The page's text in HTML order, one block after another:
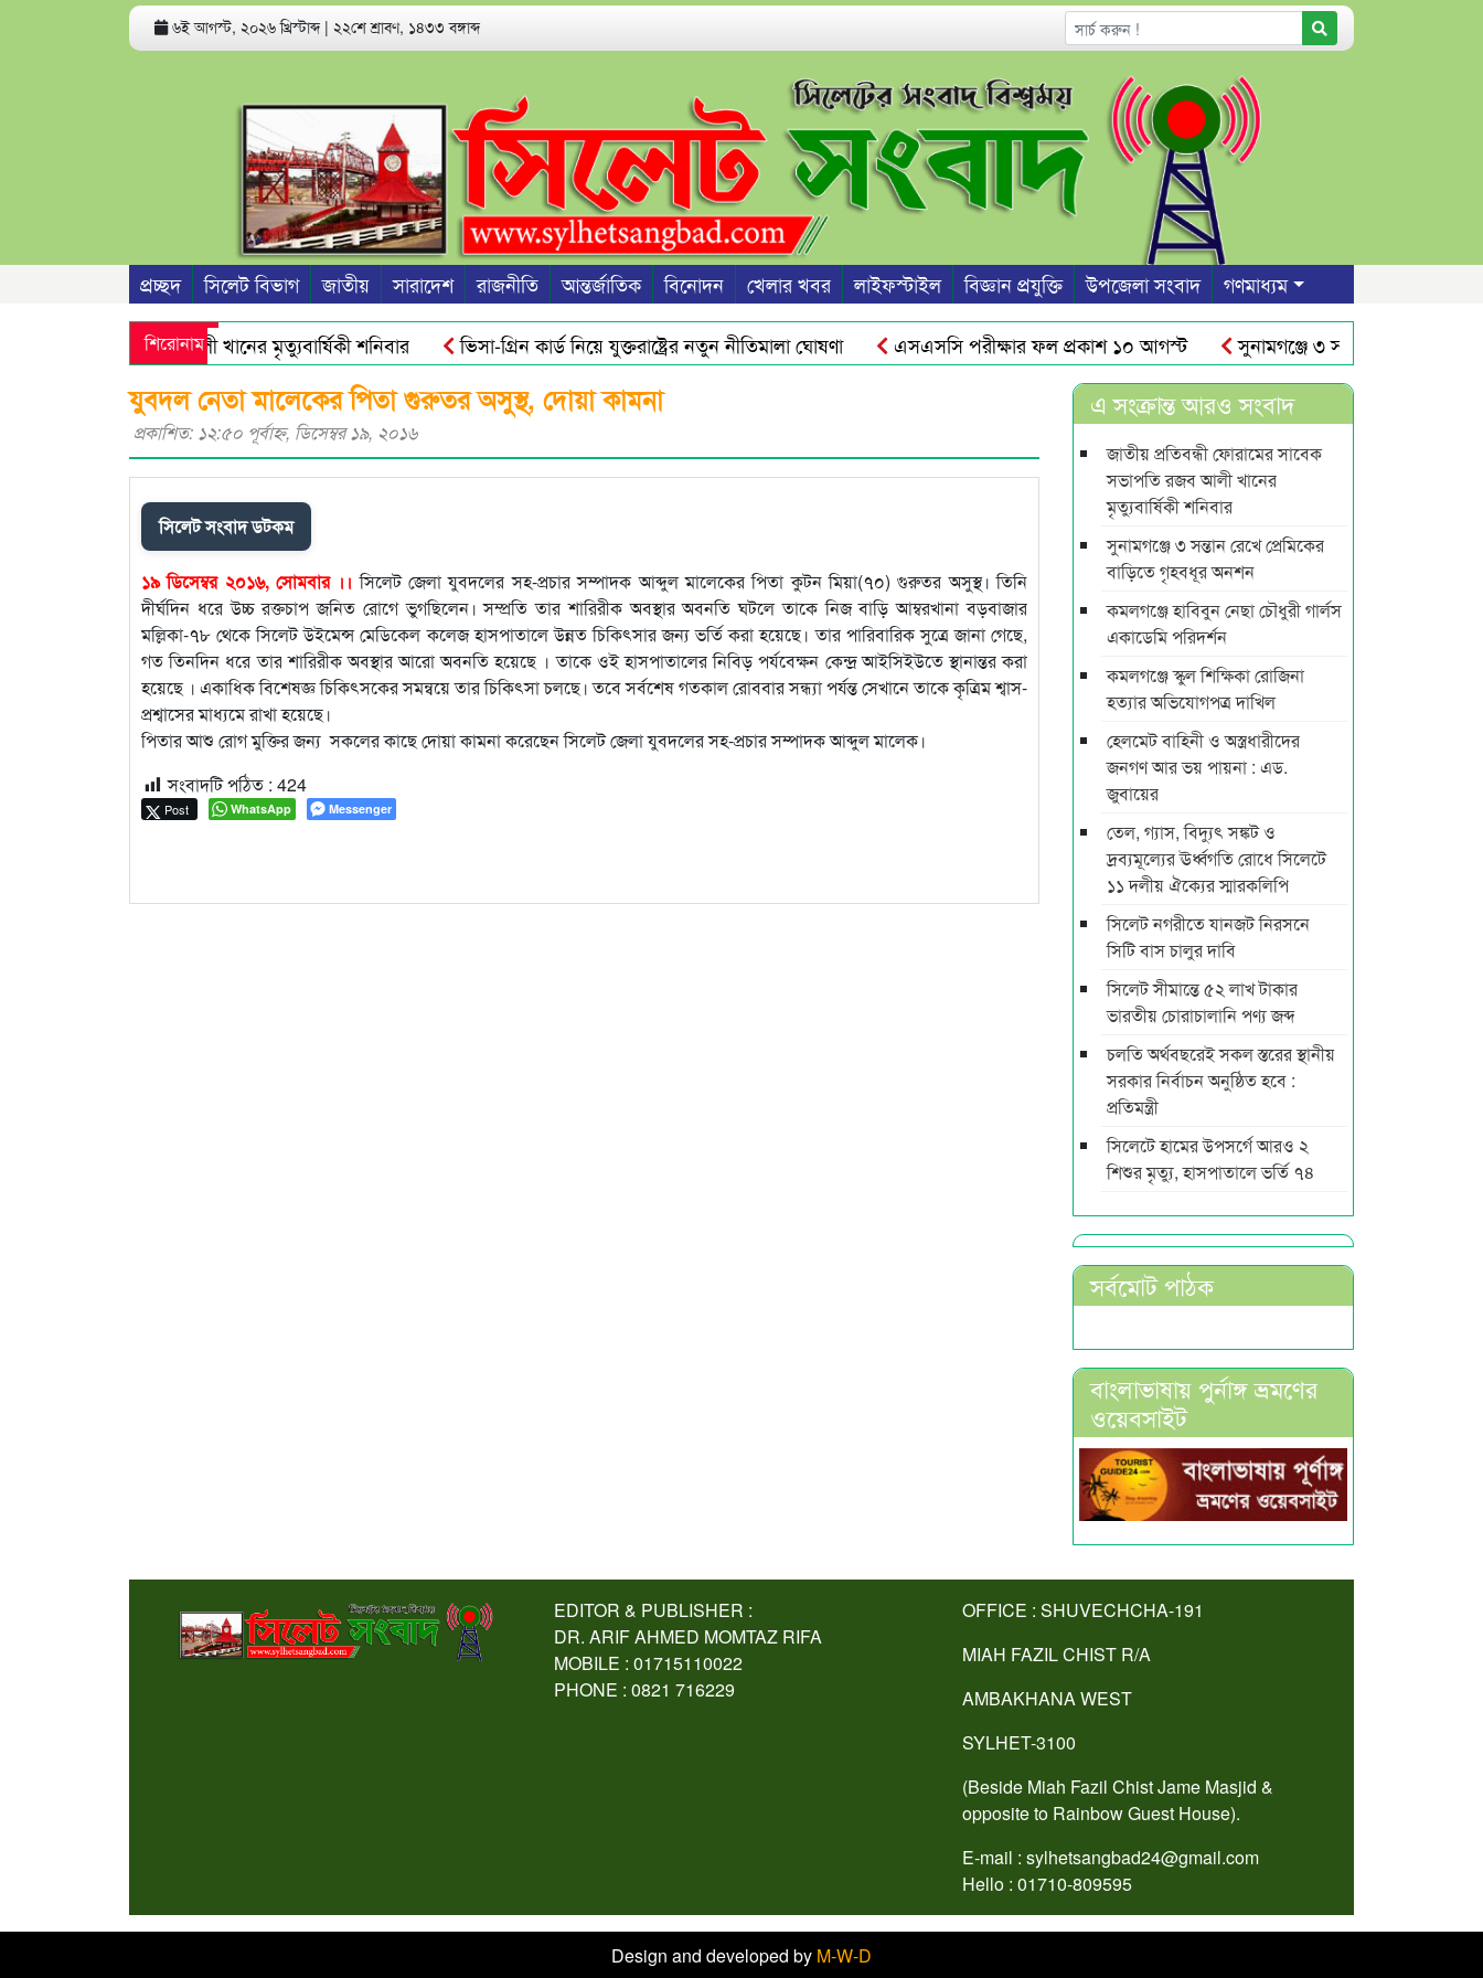
৬ই আগস্ট, ২০২৬ খ্রিস্টাব্দ | ২২শে শ্রাবণ, ১৪৩৩ বঙ্গাব্দ
প্রচ্ছদ সিলেট বিভাগ জাতীয় সারাদেশ রাজনীতি আন্তর্জাতিক বিনোদন খেলার খবর লাইফস্টাইল বিজ্ঞান প্রযুক্তি উপজেলা সংবাদ গণমাধ্যম
শিরোনাম
সভাপতি রজব আলী খানের মৃত্যুবার্ষিকী শনিবার ভিসা-গ্রিন কার্ড নিয়ে যুক্তরাষ্ট্রের নতুন নীতিমালা ঘোষণা এসএসসি পরীক্ষার ফল প্রকাশ ১০ আগস্ট
সুনামগঞ্জে ৩ সন্তান রেখে
নতুন বাংলাদেশের পথচলা শুরু হবে জুলাই স্মৃতি জাদুঘর থেকে : ড. ইউনূস ওসমানীনগরে রাতের আঁধারে রাস্তার উপর দেয়াল নির্মাণ শাবিতে রুদ্র সেনের
যুবদল নেতা মালেকের পিতা গুরুতর অসুস্থ, দোয়া কামনা
প্রকাশিত: ১২:৫০ পূর্বাহ্ণ, ডিসেম্বর ১৯, ২০১৬
সিলেট সংবাদ ডটকম
১৯ ডিসেম্বর ২০১৬, সোমবার ।। সিলেট জেলা যুবদলের সহ-প্রচার সম্পাদক আব্দুল মালেকের পিতা কুটন মিয়া(৭০) গুরুতর অসুস্থ। তিনি
দীর্ঘদিন ধরে উচ্চ রক্তচাপ জনিত রোগে ভুগছিলেন। সম্প্রতি তার শারিরীক অবস্থার অবনতি ঘটলে তাকে নিজ বাড়ি আম্বরখানা বড়বাজার
মল্লিকা-৭৮ থেকে সিলেট উইমেন্স মেডিকেল কলেজ হাসপাতালে উন্নত চিকিৎসার জন্য ভর্তি করা হয়েছে। তার পারিবারিক সুত্রে জানা গেছে,
গত তিনদিন ধরে তার শারিরীক অবস্থার আরো অবনতি হয়েছে । তাকে ওই হাসপাতালের নিবিড় পর্যবেক্ষন কেন্দ্র আইসিইউতে স্থানান্তর করা
হয়েছে । একাধিক বিশেষজ্ঞ চিকিৎসকের সমন্বয়ে তার চিকিৎসা চলছে। তবে সর্বশেষ গতকাল রোববার সন্ধ্যা পর্যন্ত সেখানে তাকে কৃত্রিম শ্বাস-
প্রশ্বাসের মাধ্যমে রাখা হয়েছে।
পিতার আশু রোগ মুক্তির জন্য সকলের কাছে দোয়া কামনা করেছেন সিলেট জেলা যুবদলের সহ-প্রচার সম্পাদক আব্দুল মালেক।
সংবাদটি পঠিত : 424
Post WhatsApp Messenger
এ সংক্রান্ত আরও সংবাদ
জাতীয় প্রতিবন্ধী ফোরামের সাবেক
সভাপতি রজব আলী খানের
মৃত্যুবার্ষিকী শনিবার
সুনামগঞ্জে ৩ সন্তান রেখে প্রেমিকের
বাড়িতে গৃহবধূর অনশন
কমলগঞ্জে হাবিবুন নেছা চৌধুরী গার্লস
একাডেমি পরিদর্শন
কমলগঞ্জে স্কুল শিক্ষিকা রোজিনা
হত্যার অভিযোগপত্র দাখিল
হেলমেট বাহিনী ও অস্ত্রধারীদের
জনগণ আর ভয় পায়না : এড.
জুবায়ের
তেল, গ্যাস, বিদ্যুৎ সঙ্কট ও
দ্রব্যমূল্যের ঊর্ধ্বগতি রোধে সিলেটে
১১ দলীয় ঐক্যের স্মারকলিপি
সিলেট নগরীতে যানজট নিরসনে
সিটি বাস চালুর দাবি
সিলেট সীমান্তে ৫২ লাখ টাকার
ভারতীয় চোরাচালানি পণ্য জব্দ
চলতি অর্থবছরেই সকল স্তরের স্থানীয়
সরকার নির্বাচন অনুষ্ঠিত হবে :
প্রতিমন্ত্রী
সিলেটে হামের উপসর্গে আরও ২
শিশুর মৃত্যু, হাসপাতালে ভর্তি ৭৪
সর্বমোট পাঠক
বাংলাভাষায় পুর্নাঙ্গ ভ্রমণের
ওয়েবসাইট
EDITOR & PUBLISHER :
DR. ARIF AHMED MOMTAZ RIFA
MOBILE : 01715110022
PHONE : 0821 716229
OFFICE : SHUVECHCHA-191
MIAH FAZIL CHIST R/A
AMBAKHANA WEST
SYLHET-3100
(Beside Miah Fazil Chist Jame Masjid &
opposite to Rainbow Guest House).
E-mail : sylhetsangbad24@gmail.com
Hello : 01710-809595
Design and developed by M-W-D